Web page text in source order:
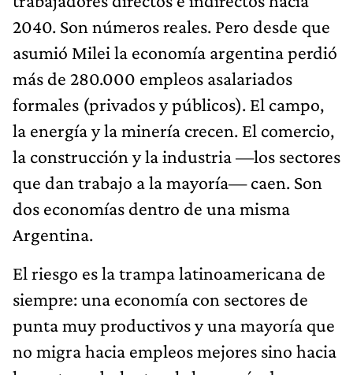
2040. Son números reales. Pero desde que
asumió Milei la economía argentina perdió
más de 280.000 empleos asalariados
formales (privados y públicos). El campo,
la energía y la minería crecen. El comercio,
la construcción y la industria —los sectores
que dan trabajo a la mayoría— caen. Son
dos economías dentro de una misma
Argentina.
El riesgo es la trampa latinoamericana de
siempre: una economía con sectores de
punta muy productivos y una mayoría que
no migra hacia empleos mejores sino hacia